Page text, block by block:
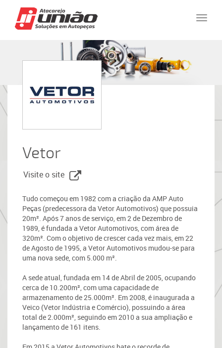
Vetor
Visite o site
Tudo começou em 1982 com a criação da AMP Auto
Peças (predecessora da Vetor Automotivos) que possuia
20m². Após 7 anos de serviço, em 2 de Dezembro de
1989, é fundada a Vetor Automotivos, com área de
320m². Com o objetivo de crescer cada vez mais, em 22
de Agosto de 1995, a Vetor Automotivos mudou-se para
uma nova sede, com 5.000 m².
A sede atual, fundada em 14 de Abril de 2005, ocupando
cerca de 10.200m², com uma capacidade de
armazenamento de 25.000m². Em 2008, é inaugurada a
Veico (Vetor Indústria e Comércio), possuindo a área
total de 2.000m², seguindo em 2010 a sua ampliação e
lançamento de 161 itens.